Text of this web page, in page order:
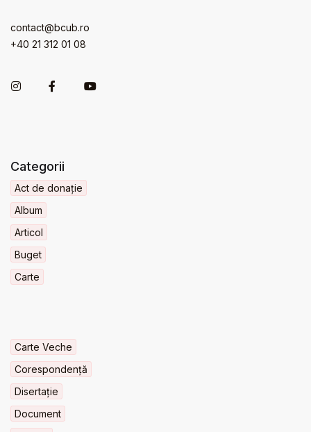
contact@bcub.ro
+40 21 312 01 08
Categorii
Act de donație
Album
Articol
Buget
Carte
Carte Veche
Corespondență
Disertație
Document